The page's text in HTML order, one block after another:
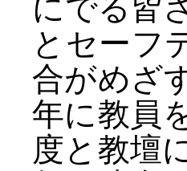
にでる皆
とセーフ
合がめざ
年に教員
度と教壇